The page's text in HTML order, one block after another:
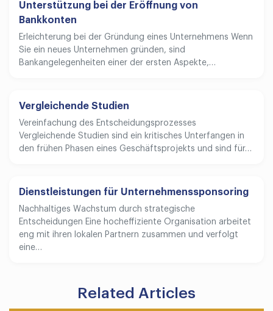
Unterstützung bei der Eröffnung von
Bankkonten
Erleichterung bei der Gründung eines Unternehmens Wenn
Sie ein neues Unternehmen gründen, sind
Bankangelegenheiten einer der ersten Aspekte,…
Vergleichende Studien
Vereinfachung des Entscheidungsprozesses
Vergleichende Studien sind ein kritisches Unterfangen in
den frühen Phasen eines Geschäftsprojekts und sind für…
Dienstleistungen für Unternehmenssponsoring
Nachhaltiges Wachstum durch strategische
Entscheidungen Eine hocheffiziente Organisation arbeitet
eng mit ihren lokalen Partnern zusammen und verfolgt
eine…
Related Articles